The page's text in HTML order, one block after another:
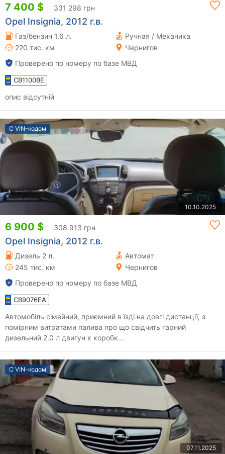
7 400 $ 331 298 грн
Opel Insignia, 2012 г.в.
Газ/бензин 1.6 л.
Ручная / Механика
220 тис. км
Чернигов
Проверено по номеру по базе МВД
CB1100BE
опис відсутній
С VIN-кодом
10.10.2025
6 900 $ 308 913 грн
Opel Insignia, 2012 г.в.
Дизель 2 л.
Автомат
245 тис. км
Чернигов
Проверено по номеру по базе МВД
CB9076EA
Автомобіль сімейний, приємний в їзді на довгі дистанції, з
помірним витратами палива про що свідчить гарний
дизельний 2.0 л двигун х коробк...
С VIN-кодом
07.11.2025